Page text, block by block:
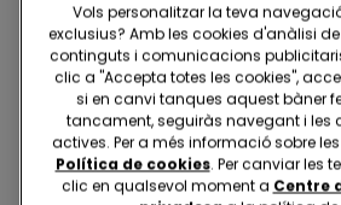
Vols personalitzar la teva
exclusius? Amb les cookies d'anàlisi
continguts i comunicacions
clic a "Accepta totes les cookies",
si en canvi tanques aquest bàner
tancament, seguiràs navegant i les
actives. Per a més informació sobre
Política de cookies. Per canviar les
clic en qualsevol moment a Centre